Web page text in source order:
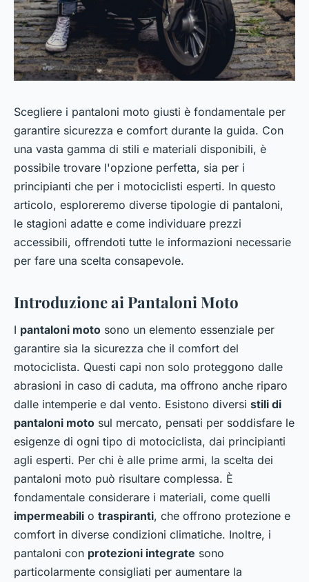
Scegliere i pantaloni moto giusti è fondamentale per
garantire sicurezza e comfort durante la guida. Con
una vasta gamma di stili e materiali disponibili, è
possibile trovare l'opzione perfetta, sia per i
principianti che per i motociclisti esperti. In questo
articolo, esploreremo diverse tipologie di pantaloni,
le stagioni adatte e come individuare prezzi
accessibili, offrendoti tutte le informazioni necessarie
per fare una scelta consapevole.
Introduzione ai Pantaloni Moto
I pantaloni moto sono un elemento essenziale per
garantire sia la sicurezza che il comfort del
motociclista. Questi capi non solo proteggono dalle
abrasioni in caso di caduta, ma offrono anche riparo
dalle intemperie e dal vento. Esistono diversi stili di
pantaloni moto sul mercato, pensati per soddisfare le
esigenze di ogni tipo di motociclista, dai principianti
agli esperti. Per chi è alle prime armi, la scelta dei
pantaloni moto può risultare complessa. È
fondamentale considerare i materiali, come quelli
impermeabili o traspiranti, che offrono protezione e
comfort in diverse condizioni climatiche. Inoltre, i
pantaloni con protezioni integrate sono
particolarmente consigliati per aumentare la